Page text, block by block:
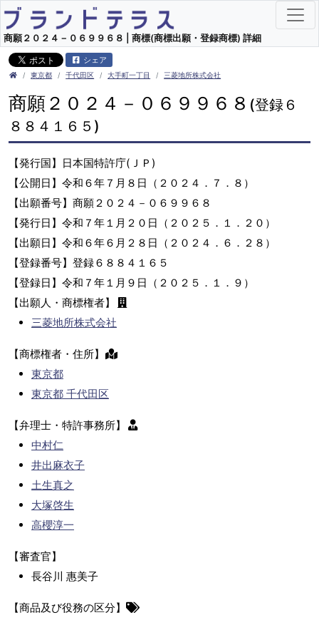
商願２０２４－０６９９６８ | 商標(商標出願・登録商標) 詳細
シェア
東京都 千代田区 大手町一丁目 三菱地所株式会社
商願２０２４－０６９９６８ (登録６
８８４１６５)
【発行国】日本国特許庁(ＪＰ)
【公開日】令和６年７月８日（２０２４．７．８）
【出願番号】商願２０２４－０６９９６８
【発行日】令和７年１月２０日（２０２５．１．２０）
【出願日】令和６年６月２８日（２０２４．６．２８）
【登録番号】登録６８８４１６５
【登録日】令和７年１月９日（２０２５．１．９）
【出願人・商標権者】
三菱地所株式会社
【商標権者・住所】
東京都
東京都 千代田区
【弁理士・特許事務所】
中村仁
井出麻衣子
土生真之
大塚啓生
高櫻淳一
【審査官】
長谷川 惠美子
【商品及び役務の区分】